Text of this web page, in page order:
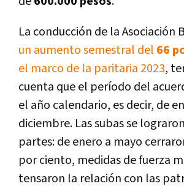
La conducción de la Asociación
un aumento semestral del 66
el marco de la paritaria 2023,
cuenta que el período del
el año calendario, es decir, de
diciembre. Las subas se
partes: de enero a mayo
por ciento, medidas de fuerza
tensaron la relación con las